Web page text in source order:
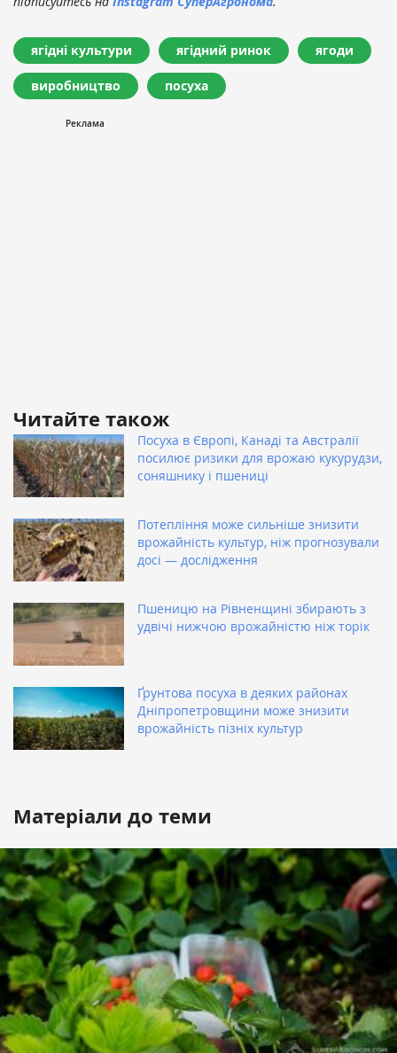
ягідні культури ягідний ринок ягоди
виробництво посуха
Читайте також
Посуха в Європі, Канаді та Австралії
посилює ризики для врожаю кукурудзи,
соняшнику і пшениці
Потепління може сильніше знизити
врожайність культур, ніж прогнозували
досі — дослідження
Пшеницю на Рівненщині збирають з
удвічі нижчою врожайністю ніж торік
Ґрунтова посуха в деяких районах
Дніпропетровщини може знизити
врожайність пізніх культур
Матеріали до теми